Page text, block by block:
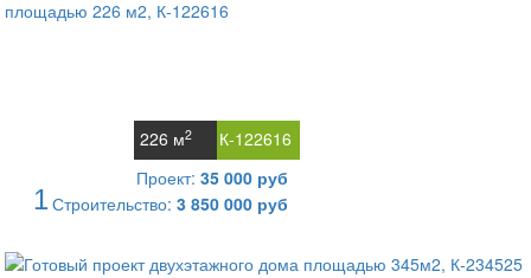
К-122616
226 м2
1
Проект: 35 000 руб
Строительство: 3 850 000 руб